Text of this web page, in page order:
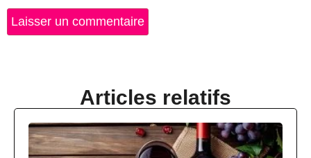
Articles relatifs